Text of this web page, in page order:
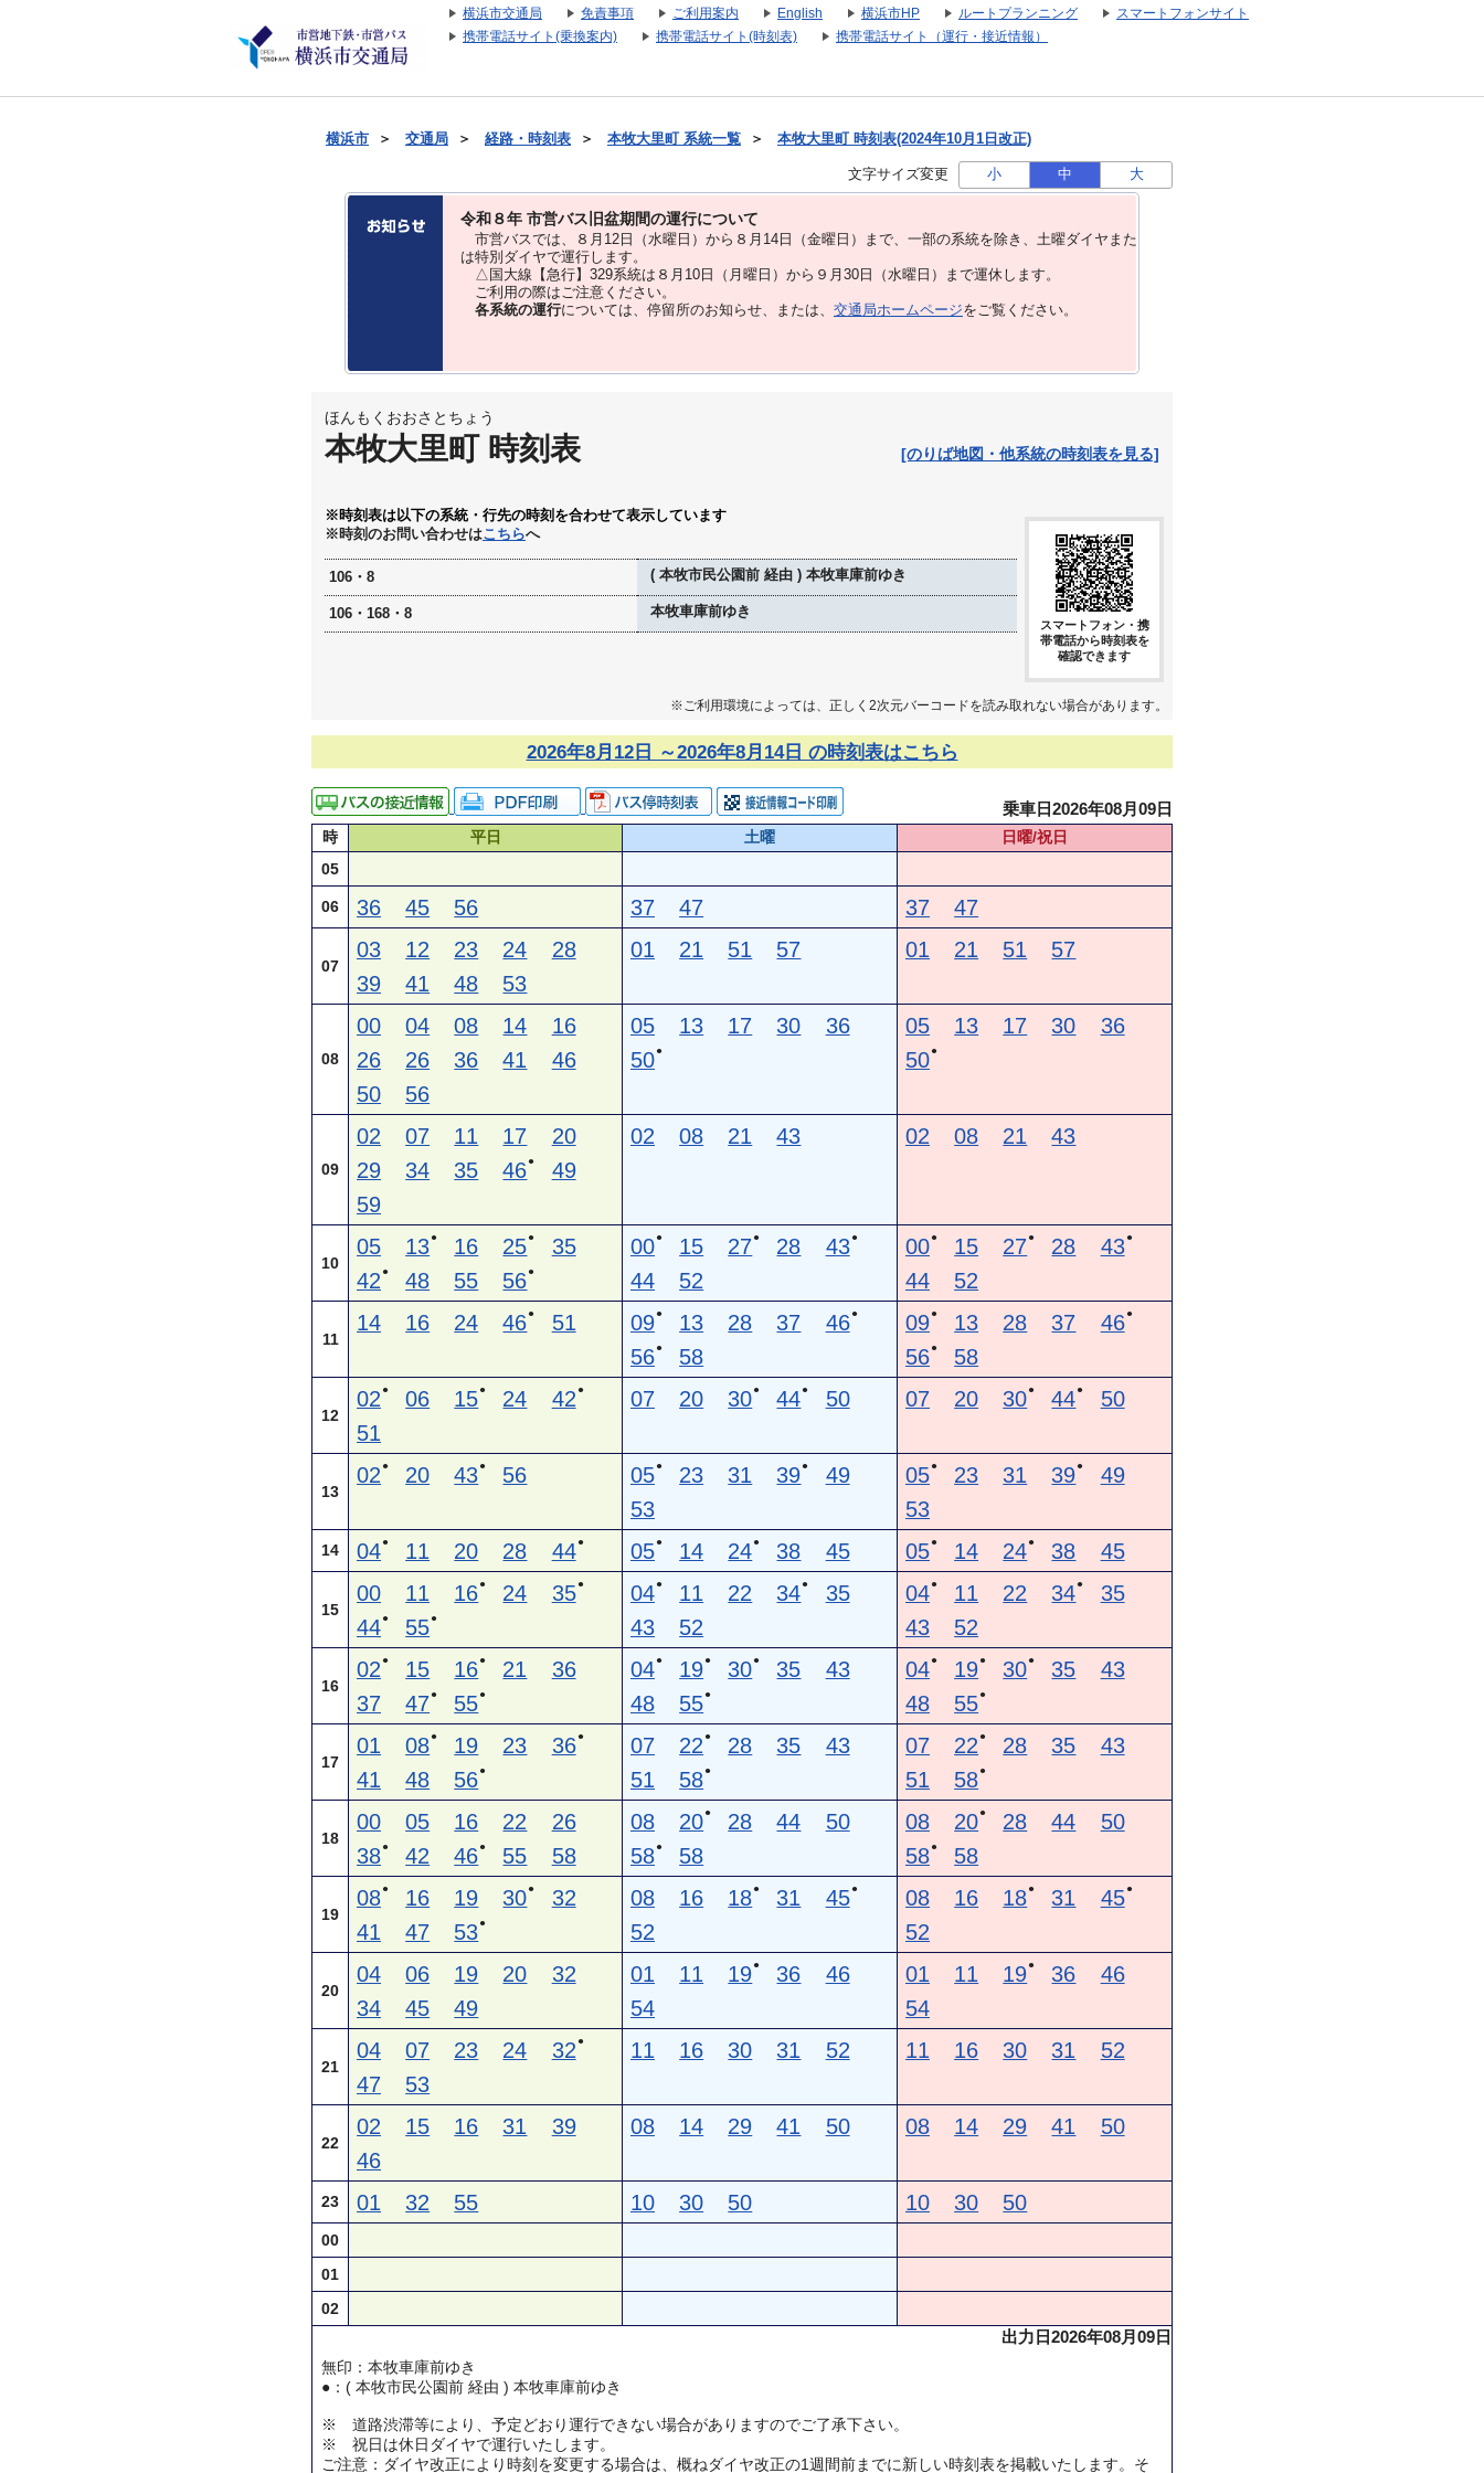
横浜市交通局 免責事項 ご利用案内 English 横浜市HP ルートプランニング
スマートフォンサイト
携帯電話サイト(乗換案内)
携帯電話サイト(時刻表) 携帯電話サイト（運行・接近情報）
横浜市 ＞ 交通局 ＞ 経路・時刻表 ＞ 本牧大里町 系統一覧 ＞ 本牧大里町 時刻表(2024年10月1日改正)
文字サイズ変更 小 中 大
令和８年 市営バス旧盆期間の運行について
市営バスでは、８⽉12⽇（水曜日）から８⽉14⽇（金曜日）まで、⼀部の系統を除き、⼟曜ダイヤまた
は特別ダイヤで運⾏します。
△国大線【急行】329系統は８月10日（月曜日）から９月30日（水曜日）まで運休します。
ご利用の際はご注意ください。
各系統の運行については、停留所のお知らせ、または、 交通局ホームページをご覧ください。
ほんもくおおさとちょう
本牧大里町 時刻表 [のりば地図・他系統の時刻表を見る]
※時刻表は以下の系統・行先の時刻を合わせて表示しています
※時刻のお問い合わせはこちらへ
106・8 ( 本牧市民公園前 経由 ) 本牧車庫前ゆき
106・168・8 本牧車庫前ゆき
スマートフォン・携
帯電話から時刻表を
確認できます
※ご利用環境によっては、正しく2次元バーコードを読み取れない場合があります。
2026年8月12日 ～2026年8月14日 の時刻表はこちら
乗車日2026年08月09日
時 平日 土曜
日曜/祝日
05
06 36 45 56 37 47 37 47
07
03 12 23 24
28
39
41 48 53
01 21 51 57 01 21 51 57
08
00 04 08 14
16
26
26 36 41
46
50
56
05 13 17 30
36
50●
05 13 17 30
36
50●
09
02 07 11 17
20
29
34 35 46●
49
59
02 08 21 43 02 08 21 43
10
05 13● 16 25●
35
42 ● 48 55 56●
00● 15 27● 28 43 ●
44 52
00● 15 27● 28 43 ●
44 52
11
14 16 24 46● 51 09● 13 28 37 46 ●
56● 58
09● 13 28 37 46 ●
56● 58
12
02 ● 06 15● 24 42 ●
51
07 20 30● 44● 50 07 20 30● 44● 50
13
02 ● 20 43● 56 05● 23 31 39●
49
53
05● 23 31 39●
49
53
14 04● 11 20 28 44 ● 05● 14 24● 38 45 05● 14 24● 38 45
15
00 11 16● 24 35 ●
44● 55●
04● 11 22 34●
35
43
52
04● 11 22 34●
35
43
52
16
02 ● 15 16● 21
36
37
47● 55●
04● 19● 30● 35
43
48
55●
04● 19● 30● 35
43
48
55●
17
01 08● 19 23 36 ●
41 48 56●
07 22 ● 28 35
43
51
58●
07 22 ● 28 35
43
51
58●
18
00 05 16 22
26
38● 42 46● 55 58
08 20● 28 44
50
58● 58
08 20● 28 44
50
58● 58
19
08● 16 19 30●
32
41
47 53●
08 16 18● 31 45 ●
52
08 16 18● 31 45 ●
52
20
04 06 19 20
32
34
45 49
01 11 19● 36
46
54
01 11 19● 36
46
54
21
04 07 23 24 32 ●
47 53
11 16 30 31 52 11 16 30 31 52
22
02 15 16 31
39
46
08 14 29 41 50 08 14 29 41 50
23 01 32 55 10 30 50 10 30 50
00
01
02
出力日2026年08月09日
無印：本牧車庫前ゆき
●：( 本牧市民公園前 経由 ) 本牧車庫前ゆき
※ 道路渋滞等により、予定どおり運行できない場合がありますのでご了承下さい。
※ 祝日は休日ダイヤで運行いたします。
ご注意：ダイヤ改正により時刻を変更する場合は、概ねダイヤ改正の1週間前までに新しい時刻表を掲載いたします。そ